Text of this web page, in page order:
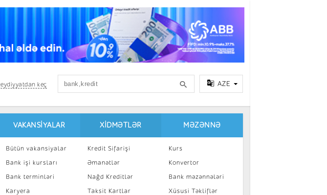
keç AZE
VAKANSIYALAR
Bütün vakansiyalar
Bank işi kursları
Bank terminləri
Karyera
XIDMƏTLƏR
Kredit Sifarişi
Əmanətlər
Nağd Kreditlər
Taksit Kartlar
MƏZƏNNƏ
Kurs
Konvertor
Bank məzənnələri
Xüsusi Təkliflər